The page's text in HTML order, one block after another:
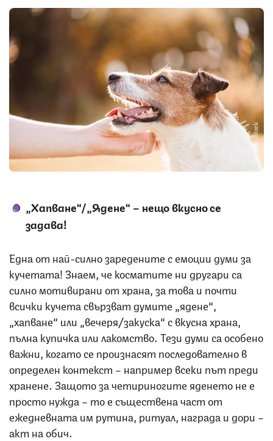
Снимка: iStock
„Хапване“/„Ядене“ – нещо вкусно се
задава!
Една от най-силно заредените с емоции думи за
кучетата! Знаем, че косматите ни другари са
силно мотивирани от храна, за това и почти
всички кучета свързват думите „ядене“,
„хапване“ или „вечеря/закуска“ с вкусна храна,
пълна купичка или лакомство. Тези думи са особено
важни, когато се произнасят последователно в
определен контекст – например всеки път преди
хранене. Защото за четириногите яденето не е
просто нужда – то е съществена част от
ежедневната им рутина, ритуал, награда и дори –
акт на обич.